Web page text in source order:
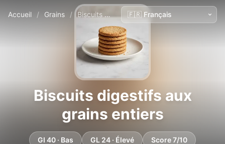
Accueil / Grains / Biscuits digestifs aux grains entiers
Biscuits digestifs aux
grains entiers
GI 40 · Bas GL 24 · Élevé Score 7/10